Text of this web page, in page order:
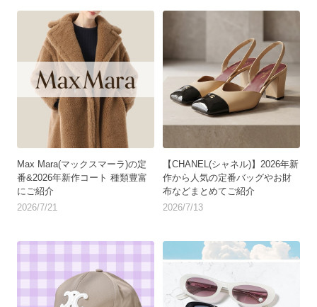
Max Mara(マックスマーラ)の定
番&2026年新作コート 種類豊富
にご紹介
2026/7/21
【CHANEL(シャネル)】2026年新
作から人気の定番バッグやお財
布などまとめてご紹介
2026/7/13